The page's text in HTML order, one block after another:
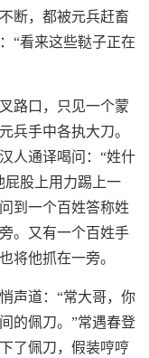
断，都被元兵赶畜
“看来这些鞑子正在
路口，只见一个蒙
兵手中各执大刀。
人通译喝问：“姓什
屁股上用力踢上一
到一个百姓答称姓
。又有一个百姓手
将他抓在一旁。
声道：“常大哥，你
的佩刀。”常遇春登
了佩刀，假装哼哼